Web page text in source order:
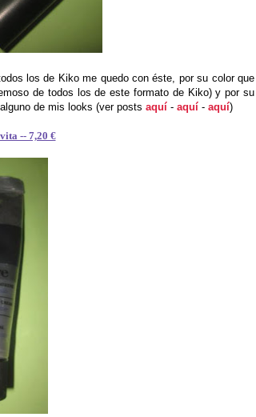
los de Kiko me quedo con éste, por su color que
de todos los de este formato de Kiko) y por su
de mis looks (ver posts aquí - aquí - aquí)
-- 7,20 €